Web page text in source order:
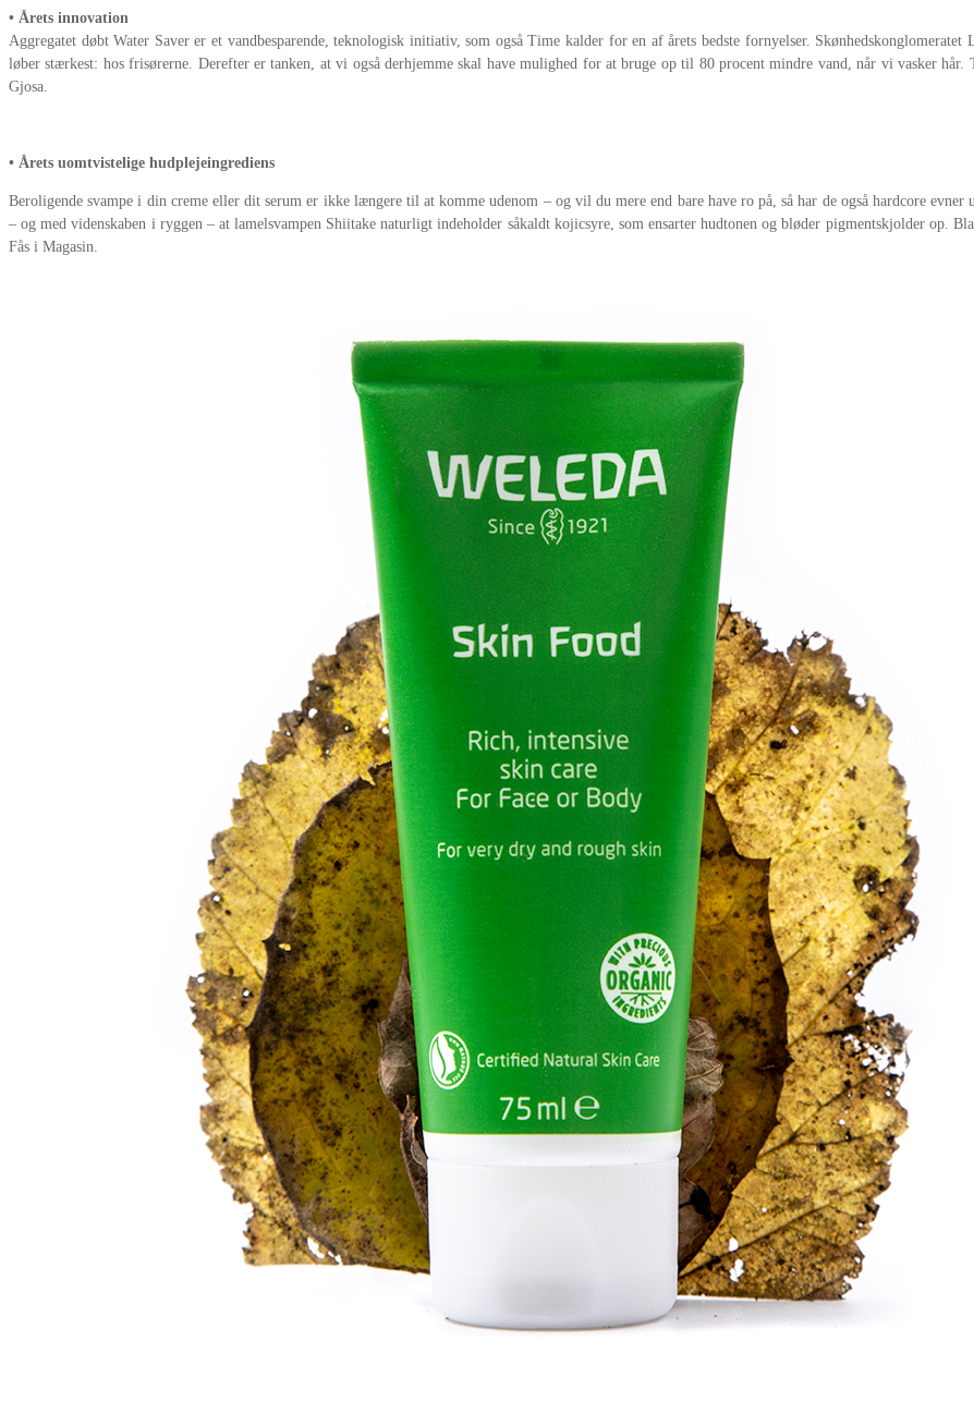
• Årets innovation
Aggregatet døbt Water Saver er et vandbesparende, teknologisk initiativ, som også Time kalder for en af årets bedste fornyelser.
løber stærkest: hos frisørerne. Derefter er tanken, at vi også derhjemme skal have mulighed for at bruge op til 80 procent mindre vand, når vi vasker
Gjosa.
• Årets uomtvistelige hudplejeingrediens
Beroligende svampe i din creme eller dit serum er ikke længere til at komme udenom – og vil du mere end bare have ro på, så har de også hardcore
– og med videnskaben i ryggen – at lamelsvampen Shiitake naturligt indeholder såkaldt kojicsyre, som ensarter hudtonen og bløder pigmentskjolder op.
Fås i Magasin.